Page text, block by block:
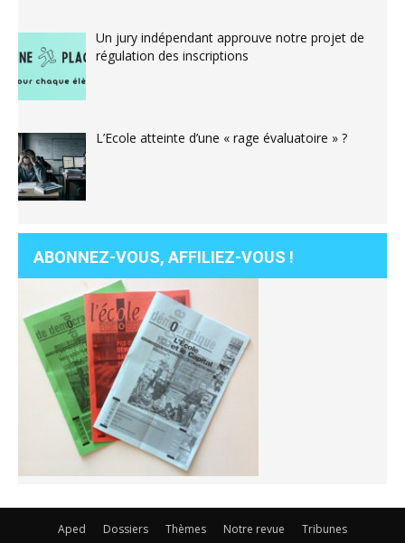
Un jury indépendant approuve notre projet de
régulation des inscriptions
L’Ecole atteinte d’une « rage évaluatoire » ?
ABONNEZ-VOUS, AFFILIEZ-VOUS !
Aped Dossiers Thèmes Notre revue
Tribunes